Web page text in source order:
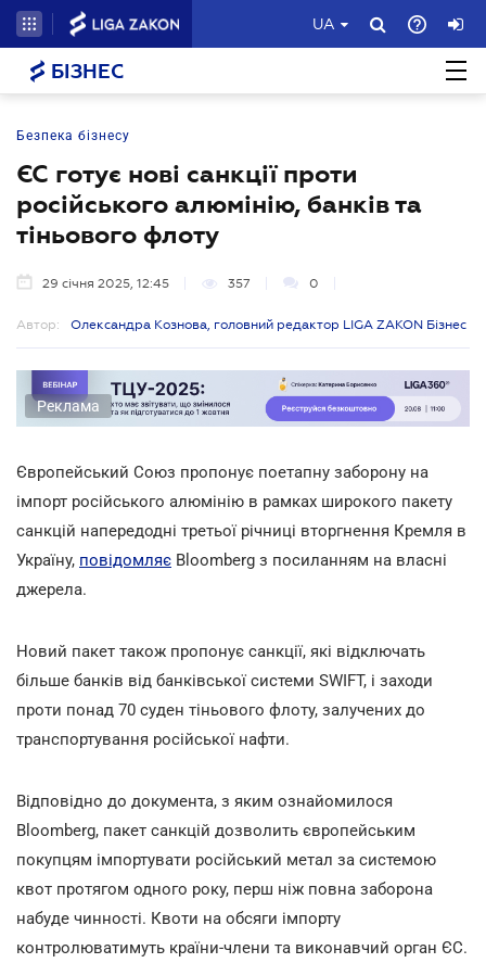
UA
БІЗНЕС
Безпека бізнесу
ЄС готує нові санкції проти
російського алюмінію, банків та
тіньового флоту
29 січня 2025, 12:45 357 0
Автор: Олександра Кознова, головний редактор LIGA ZAKON Бізнес
Реклама
Європейський Союз пропонує поетапну заборону на
імпорт російського алюмінію в рамках широкого пакету
санкцій напередодні третьої річниці вторгнення Кремля в
Україну, повідомляє Bloomberg з посиланням на власні
джерела.
Новий пакет також пропонує санкції, які відключать
більше банків від банківської системи SWIFT, і заходи
проти понад 70 суден тіньового флоту, залучених до
транспортування російської нафти.
Відповідно до документа, з яким ознайомилося
Bloomberg, пакет санкцій дозволить європейським
покупцям імпортувати російський метал за системою
квот протягом одного року, перш ніж повна заборона
набуде чинності. Квоти на обсяги імпорту
контролюватимуть країни-члени та виконавчий орган ЄС.